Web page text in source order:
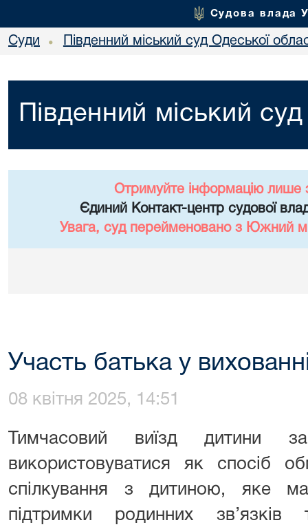
Судова влада
Суди • Південний міський суд Одеської
Південний міський
Отримуйте інформацію лише
Єдиний Контакт-центр судової
Увага, суд перейменовано з Южний
Участь батька у
08 квітня 2025, 14:51
Тимчасовий виїзд дитини
використовуватися як спосіб
спілкування з дитиною, яке
підтримки родинних зв’язків